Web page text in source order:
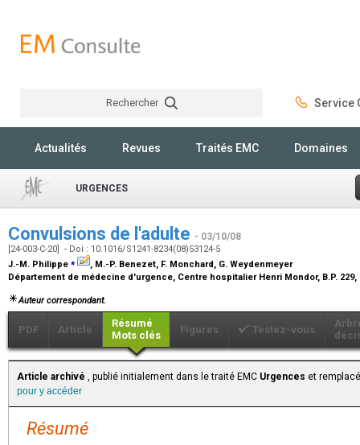
Rechercher Service
Actualités Revues Traités EMC Domaines
URGENCES
Convulsions de l'adulte - 03/10/08
[24-003-C-20] - Doi : 10.1016/S1241-8234(08)53124-5
J.-M. Philippe ⁎
, M.-P. Benezet, F. Monchard, G. Weydenmeyer
Département de médecine d'urgence, Centre hospitalier Henri Mondor, B.P.
Auteur correspondant.
PDF Article
Résumé
Mots clés
Figures Testez-vous
Article archivé , publié initialement dans le traité EMC Urgences et
pour y accéder
Résumé